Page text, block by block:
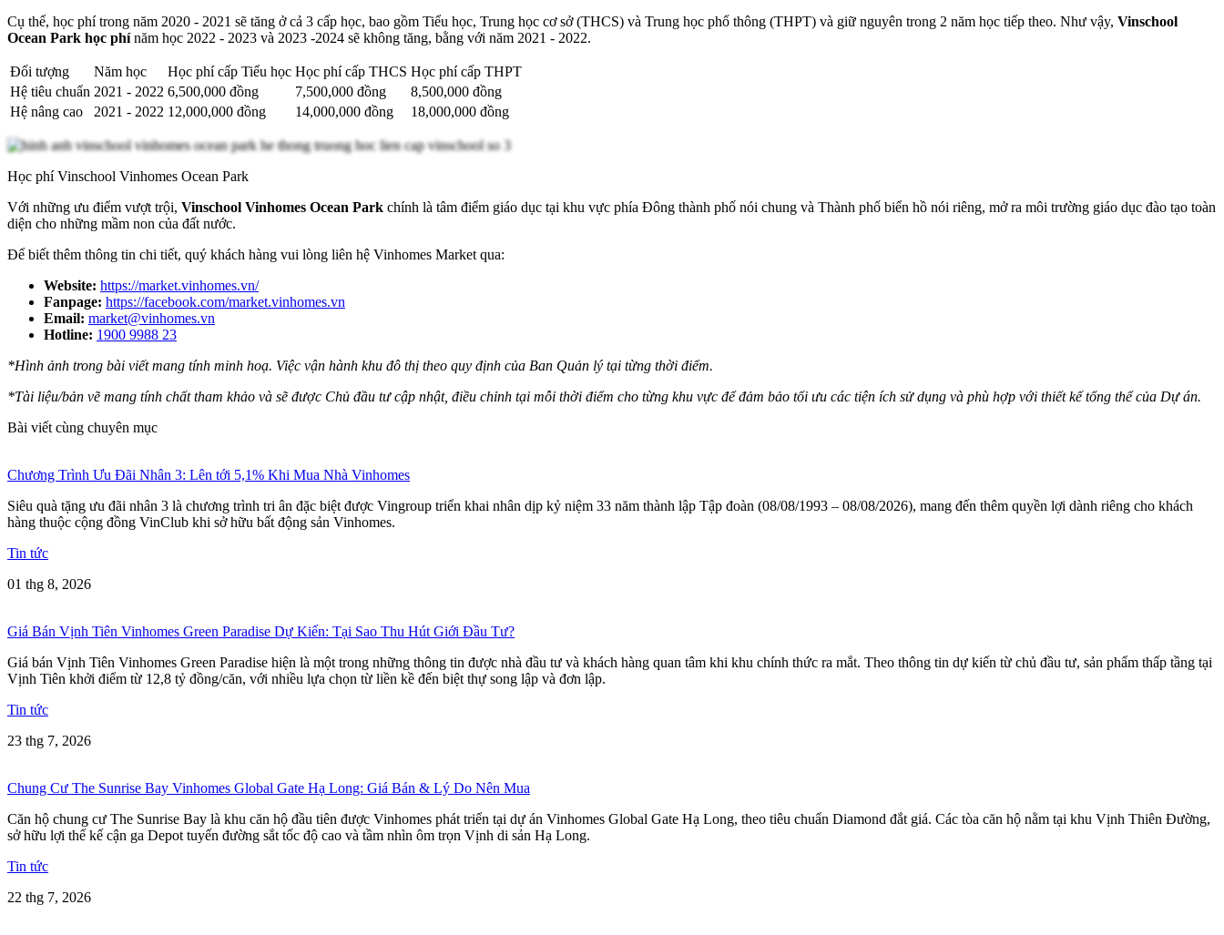
Cụ thể, học phí trong năm 2020 - 2021 sẽ tăng ở cả 3 cấp học, bao gồm Tiểu học, Trung học cơ sở (THCS) và Trung học phổ thông (THPT) và giữ nguyên trong 2 năm học tiếp theo. Như vậy, Vinschool
Ocean Park học phínăm học 2022 - 2023 và 2023 -2024 sẽ không tăng, bằng với năm 2021 - 2022.
Đối tượng Năm học Học phí cấp Tiểu học Học phí cấp THCS Học phí cấp THPT
Hệ tiêu chuẩn 2021 - 2022 6,500,000 đồng 7,500,000 đồng
8,500,000 đồng
Hệ nâng cao
2021 - 2022 12,000,000 đồng 14,000,000 đồng 18,000,000 đồng
Học phí Vinschool Vinhomes Ocean Park
Với những ưu điểm vượt trội, Vinschool Vinhomes Ocean Park chính là tâm điểm giáo dục tại khu vực phía Đông thành phố nói chung và Thành phố biển hồ nói riêng, mở ra môi trường giáo dục đào tạo toàn
diện cho những mầm non của đất nước.
Để biết thêm thông tin chi tiết, quý khách hàng vui lòng liên hệ Vinhomes Market qua:
Website: https://market.vinhomes.vn/
Fanpage: https://facebook.com/market.vinhomes.vn
Email: market@vinhomes.vn
Hotline: 1900 9988 23
*Hình ảnh trong bài viết mang tính minh hoạ. Việc vận hành khu đô thị theo quy định của Ban Quản lý tại từng thời điểm.
*Tài liệu/bản vẽ mang tính chất tham khảo và sẽ được Chủ đầu tư cập nhật, điều chỉnh tại mỗi thời điểm cho từng khu vực để đảm bảo tối ưu các tiện ích sử dụng và phù hợp với thiết kế tổng thể của Dự án.
Bài viết cùng chuyên mục
Chương Trình Ưu Đãi Nhân 3: Lên tới 5,1% Khi Mua Nhà Vinhomes
Siêu quà tặng ưu đãi nhân 3 là chương trình tri ân đặc biệt được Vingroup triển khai nhân dịp kỷ niệm 33 năm thành lập Tập đoàn (08/08/1993 – 08/08/2026), mang đến thêm quyền lợi dành riêng cho khách
hàng thuộc cộng đồng VinClub khi sở hữu bất động sản Vinhomes.
Tin tức
01 thg 8, 2026
Giá Bán Vịnh Tiên Vinhomes Green Paradise Dự Kiến: Tại Sao Thu Hút Giới Đầu Tư?
Giá bán Vịnh Tiên Vinhomes Green Paradise hiện là một trong những thông tin được nhà đầu tư và khách hàng quan tâm khi khu chính thức ra mắt. Theo thông tin dự kiến từ chủ đầu tư, sản phẩm thấp tầng tại
Vịnh Tiên khởi điểm từ 12,8 tỷ đồng/căn, với nhiều lựa chọn từ liền kề đến biệt thự song lập và đơn lập.
Tin tức
23 thg 7, 2026
Chung Cư The Sunrise Bay Vinhomes Global Gate Hạ Long: Giá Bán & Lý Do Nên Mua
Căn hộ chung cư The Sunrise Bay là khu căn hộ đầu tiên được Vinhomes phát triển tại dự án Vinhomes Global Gate Hạ Long, theo tiêu chuẩn Diamond đắt giá. Các tòa căn hộ nằm tại khu Vịnh Thiên Đường,
sở hữu lợi thế kế cận ga Depot tuyến đường sắt tốc độ cao và tầm nhìn ôm trọn Vịnh di sản Hạ Long.
Tin tức
22 thg 7, 2026